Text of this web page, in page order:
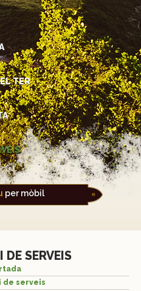
TER
per mòbil
DE SERVEIS
de serveis